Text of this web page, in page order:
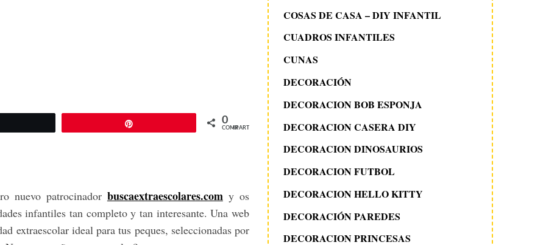
0
COMPARTIR
nuevo patrocinador buscaextraescolares.comy os
infantiles tan completo y tan interesante. Una web
extraescolar ideal para tus peques, seleccionadas por
COSAS DE CASA – DIY INFANTIL
CUADROS INFANTILES
CUNAS
DECORACIÓN
DECORACION BOB ESPONJA
DECORACION CASERA DIY
DECORACION DINOSAURIOS
DECORACION FUTBOL
DECORACION HELLO KITTY
DECORACIÓN PAREDES
DECORACION PRINCESAS